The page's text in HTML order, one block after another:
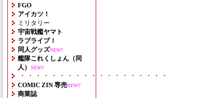
FGO
アイカツ！
ミリタリー
宇宙戦艦ヤマト
ラブライブ！
同人グッズNEW!!
艦隊これくしょん（同
人）
NEW!!
・・・・・・・・・・・・・・・・・・・
COMIC ZIN 専売NEW!!
商業誌